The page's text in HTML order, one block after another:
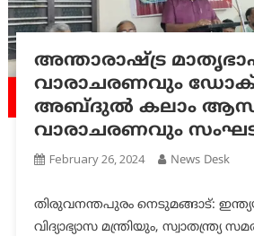
അന്താരാഷ്ട്ര
വാരാചരണവും
അബ്ദുൽ കലാം
വാരാചരണവും
February 26, 2024 News Desk
തിരുവനന്തപുരം നെടുമങ്ങാട്:
വിദ്യാഭ്യാസ മന്ത്രിയും, സ്വാതന്ത്ര്യ